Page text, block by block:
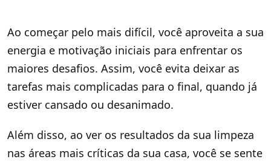
Ao começar pelo mais difícil, você aproveita a sua
energia e motivação iniciais para enfrentar os
maiores desafios. Assim, você evita deixar as
tarefas mais complicadas para o final, quando já
estiver cansado ou desanimado.
Além disso, ao ver os resultados da sua limpeza
nas áreas mais críticas da sua casa, você se sente